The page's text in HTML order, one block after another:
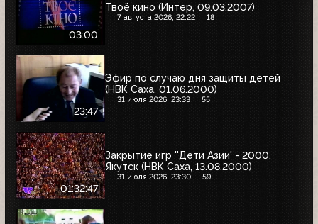
03:00
Твоё кино (Интер, 09.03.2007)
7 августа 2026, 22:22 18
23:47
Эфир по случаю дня защиты детей
(НВК Саха, 01.06.2000)
31 июля 2026, 23:33 55
01:32:47
Закрытие игр ''Дети Азии' - 2000,
Якутск (НВК Саха, 13.08.2000)
31 июля 2026, 23:30 59